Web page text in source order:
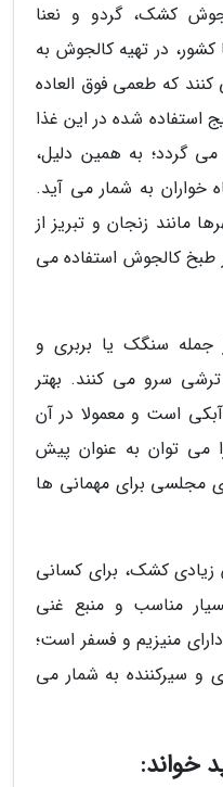
کشک، گردو و نعنا
در تهیه کالجوش به
که طعمی فوق العاده
استفاده شده در این غذا
گردد؛ به همین دلیل،
خواران به شمار می آید.
مانند زنجان و تبریز از
طبخ کالجوش استفاده می
جمله سنگک یا بربری و
سرو می کنند. بهتر
است و معمولا در آن
می توان به عنوان پیش
مجلسی برای مهمانی ها
زیادی کشک، برای کسانی
مناسب و منبع غنی
منیزیم و فسفر است؛
و سیرکننده به شمار می
خواند: